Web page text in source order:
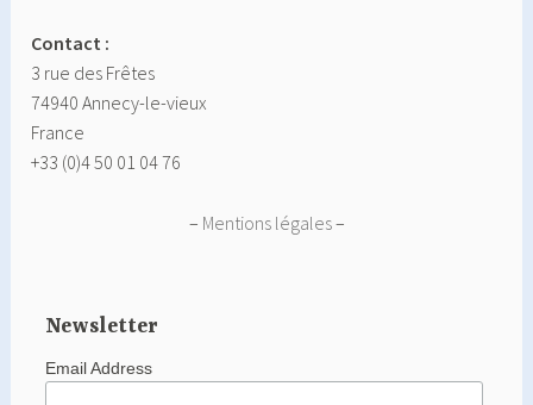
Contact :
3 rue des Frêtes
74940 Annecy-le-vieux
France
+33 (0)4 50 01 04 76
– Mentions légales–
Newsletter
Email Address